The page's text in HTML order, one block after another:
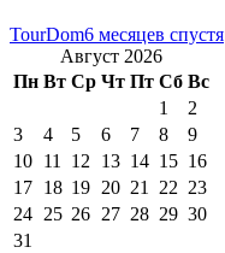
TourDom6 месяцев спустя
Август 2026
Пн Вт Ср Чт Пт Сб Вс
1
2
3
4 5 6 7 8
9
10 11 12 13 14 15 16
17 18 19 20 21 22 23
24 25 26 27 28 29 30
31